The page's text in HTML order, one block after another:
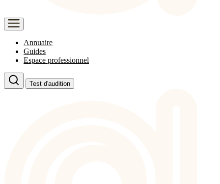
Annuaire
Guides
Espace professionnel
Test d'audition